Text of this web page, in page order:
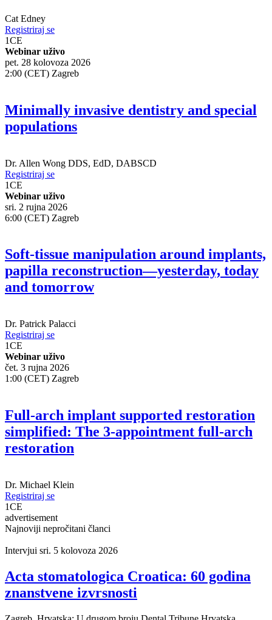
Cat Edney
Registriraj se
1CE
Webinar uživo
pet. 28 kolovoza 2026
2:00 (CET) Zagreb
Minimally invasive dentistry and special
populations
Dr. Allen Wong DDS, EdD, DABSCD
Registriraj se
1CE
Webinar uživo
sri. 2 rujna 2026
6:00 (CET) Zagreb
Soft-tissue manipulation around implants,
papilla reconstruction—yesterday, today
and tomorrow
Dr. Patrick Palacci
Registriraj se
1CE
Webinar uživo
čet. 3 rujna 2026
1:00 (CET) Zagreb
Full-arch implant supported restoration
simplified: The 3-appointment full-arch
restoration
Dr. Michael Klein
Registriraj se
1CE
advertisement
Najnoviji nepročitani članci
Intervjui sri. 5 kolovoza 2026
Acta stomatologica Croatica: 60 godina
znanstvene izvrsnosti